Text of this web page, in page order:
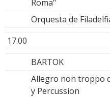
Roma"
Orquesta de
17.00
BARTOK
Allegro non troppo
y Percussion